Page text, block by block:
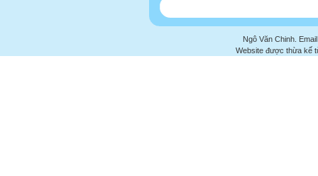
Ngô Văn Chinh.
Website được thừa kế